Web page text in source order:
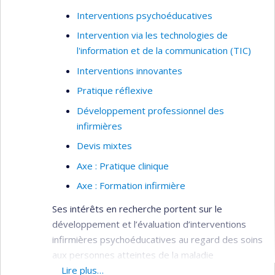
Interventions psychoéducatives
Intervention via les technologies de
l'information et de la communication (TIC)
Interventions innovantes
Pratique réflexive
Développement professionnel des
infirmières
Devis mixtes
Axe : Pratique clinique
Axe : Formation infirmière
Ses intérêts en recherche portent sur le
développement et l’évaluation d’interventions
infirmières psychoéducatives au regard des soins
aux personnes atteintes de la maladie
d'Alzheimer ou de maladies apparentées et à
Lire plus…